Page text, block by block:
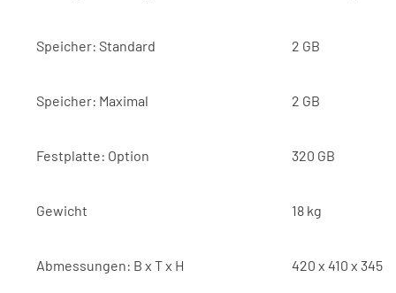
Speicher: Standard 2 GB
Speicher: Maximal 2 GB
Festplatte: Option 320 GB
Gewicht 18 kg
Abmessungen: B x T x H 420 x 410 x 345